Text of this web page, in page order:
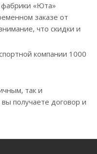
фабрики «Юта»
заказе от
что скидки и
компании 1000
так и
получаете договор и